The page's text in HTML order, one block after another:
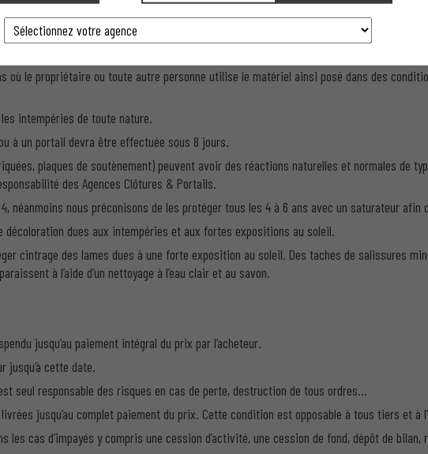
la souscription d’un contrat de maintenance comportant 2 visites préventives
par le client et au moins 1 fois par an pour que la garantie puisse intervenir.
où le propriétaire ou toute autre personne utilise le matériel ainsi posé dans des
intempéries de toute nature.
à un portail devra être effectuée sous 8 jours.
plaques de soutènement) peuvent avoir des réactions naturelles et normales de
des Agences Clôtures & Portails.
néanmoins nous préconisons de les protéger tous les 4 à 6 ans avec un saturateur afin
décoloration dues aux intempéries et aux fortes expositions au soleil.
cintrage des lames dues à une forte exposition au soleil. Des taches de salissures
à l’aide d’un nettoyage à l’eau clair et au savon.
jusqu’au paiement intégral du prix par l’acheteur.
jusqu’à cette date.
seul responsable des risques en cas de perte, destruction de tous ordres…
jusqu’au complet paiement du prix. Cette condition est opposable à tous tiers et à
les cas d’impayés y compris une cession d’activité, une cession de fond, dépôt de